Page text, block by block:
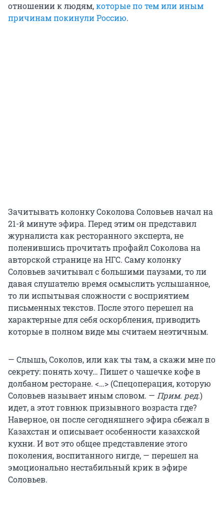
отношении к людям,которые по тем или иным
причинам покинули Россию.
Зачитывать колонку Соколова Соловьев начал на
21-й минуте эфира. Перед этим он представил
журналиста как ресторанного эксперта, не
поленившись прочитать профайл Соколова на
авторской странице на НГС. Саму колонку
Соловьев зачитывал с большими паузами, то ли
давая слушателю время осмыслить услышанное,
то ли испытывая сложности с восприятием
письменных текстов. После этого перешел на
характерные для себя оскорбления, приводить
которые в полном виде мы считаем неэтичным.
— Слышь, Соколов, или как ты там, а скажи мне по
секрету: понять хочу… Пишет о чашечке кофе в
долбаном ресторане. <…> (Спецоперация, которую
Соловьев называет иным словом. — Прим. ред.)
идет, а этот говнюк призывного возраста где?
Наверное, он после сегодняшнего эфира сбежал в
Казахстан и описывает особенности казахской
кухни. И вот это общее представление этого
поколения, воспитанного нигде, — перешел на
эмоционально нестабильный крик в эфире
Соловьев.